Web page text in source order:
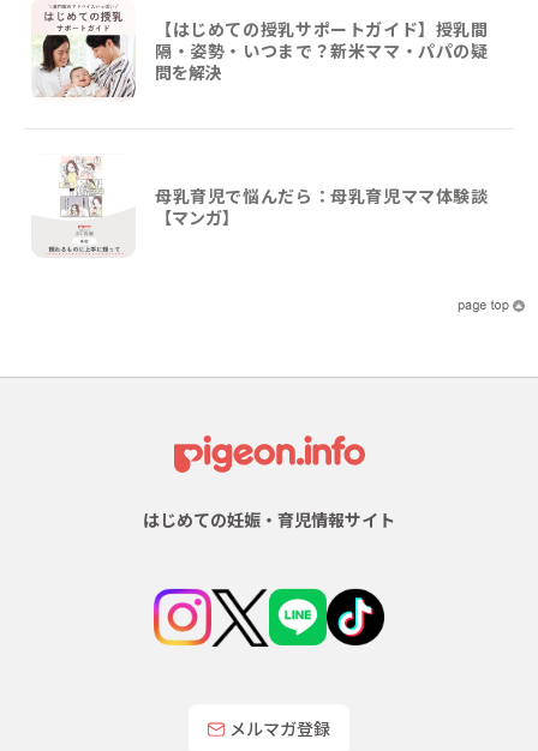
【はじめての授乳サポートガイド】授乳間
隔・姿勢・いつまで？新米ママ・パパの疑
問を解決
母乳育児で悩んだら：母乳育児ママ体験談
【マンガ】
はじめての妊娠・育児情報サイト
メルマガ登録